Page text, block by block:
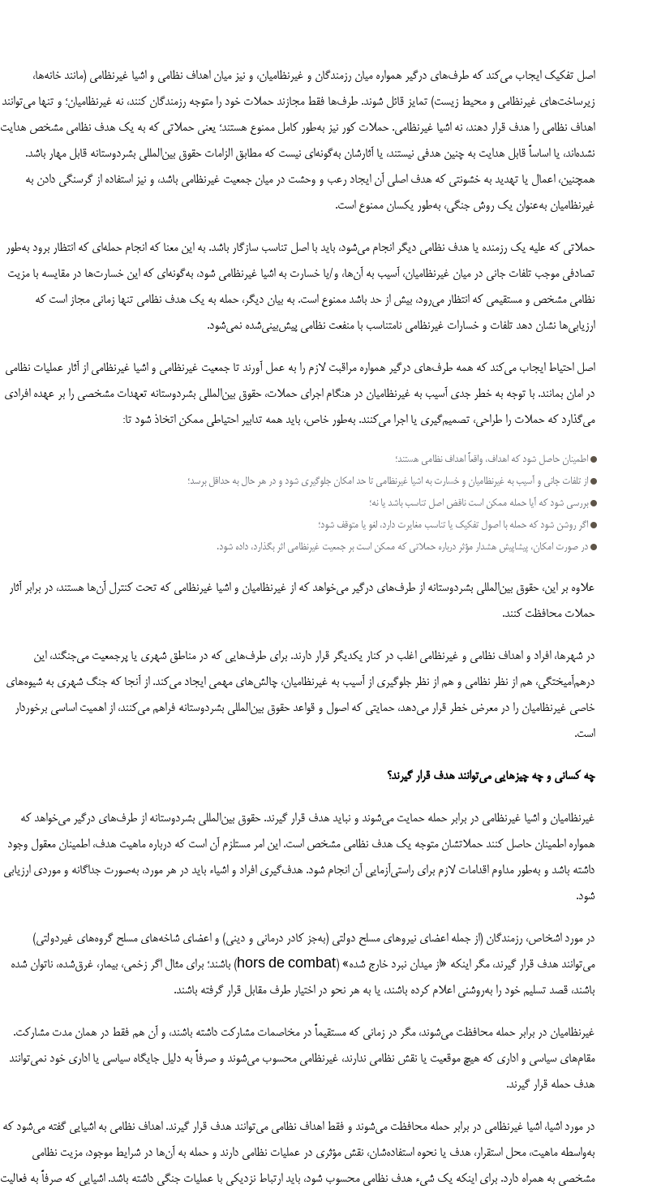
اصل تفکیک ایجاب می‌کند که طرف‌های درگیر همواره میان رزمندگان و غیرنظامیان، و نیز میان اهداف نظامی و اشیا غیرنظامی (مانند خانه‌ها،
زیرساخت‌های غیرنظامی و محیط زیست) تمایز قائل شوند. طرف‌ها فقط مجازند حملات خود را متوجه رزمندگان کنند، نه غیرنظامیان؛ و تنها می‌توانند
اهداف نظامی را هدف قرار دهند، نه اشیا غیرنظامی. حملات کور نیز به‌طور کامل ممنوع هستند؛ یعنی حملاتی که به یک هدف نظامی مشخص هدایت
نشده‌اند، یا اساساً قابل هدایت به چنین هدفی نیستند، یا آثارشان به‌گونه‌ای نیست که مطابق الزامات حقوق بین‌المللی بشردوستانه قابل مهار باشد.
همچنین، اعمال یا تهدید به خشونتی که هدف اصلی آن ایجاد رعب و وحشت در میان جمعیت غیرنظامی باشد، و نیز استفاده از گرسنگی دادن به
غیرنظامیان به‌عنوان یک روش جنگی، به‌طور یکسان ممنوع است.
حملاتی که علیه یک رزمنده یا هدف نظامی دیگر انجام می‌شود، باید با اصل تناسب سازگار باشد. به این معنا که انجام حمله‌ای که انتظار برود به‌طور
تصادفی موجب تلفات جانی در میان غیرنظامیان، آسیب به آن‌ها، و/یا خسارت به اشیا غیرنظامی شود، به‌گونه‌ای که این خسارت‌ها در مقایسه با مزیت
نظامی مشخص و مستقیمی که انتظار می‌رود، بیش از حد باشد ممنوع است. به بیان دیگر، حمله به یک هدف نظامی تنها زمانی مجاز است که
ارزیابی‌ها نشان دهد تلفات و خسارات غیرنظامی نامتناسب با منفعت نظامی پیش‌بینی‌شده نمی‌شود.
اصل احتیاط ایجاب می‌کند که همه طرف‌های درگیر همواره مراقبت لازم را به عمل آورند تا جمعیت غیرنظامی و اشیا غیرنظامی از آثار عملیات نظامی
در امان بمانند. با توجه به خطر جدی آسیب به غیرنظامیان در هنگام اجرای حملات، حقوق بین‌المللی بشردوستانه تعهدات مشخصی را بر عهده افرادی
می‌گذارد که حملات را طراحی، تصمیم‌گیری یا اجرا می‌کنند. به‌طور خاص، باید همه تدابیر احتیاطی ممکن اتخاذ شود تا:
اطمینان حاصل شود که اهداف، واقعاً اهداف نظامی هستند؛
از تلفات جانی و آسیب به غیرنظامیان و خسارت به اشیا غیرنظامی تا حد امکان جلوگیری شود و در هر حال به حداقل برسد؛
بررسی شود که آیا حمله ممکن است ناقض اصل تناسب باشد یا نه؛
اگر روشن شود که حمله با اصول تفکیک یا تناسب مغایرت دارد، لغو یا متوقف شود؛
در صورت امکان، پیشاپیش هشدار مؤثر درباره حملاتی که ممکن است بر جمعیت غیرنظامی اثر بگذارد، داده شود.
علاوه بر این، حقوق بین‌المللی بشردوستانه از طرف‌های درگیر می‌خواهد که از غیرنظامیان و اشیا غیرنظامی که تحت کنترل آن‌ها هستند، در برابر آثار
حملات محافظت کنند.
در شهرها، افراد و اهداف نظامی و غیرنظامی اغلب در کنار یکدیگر قرار دارند. برای طرف‌هایی که در مناطق شهری یا پرجمعیت می‌جنگند، این
درهم‌آمیختگی، هم از نظر نظامی و هم از نظر جلوگیری از آسیب به غیرنظامیان، چالش‌های مهمی ایجاد می‌کند. از آنجا که جنگ شهری به شیوه‌های
خاصی غیرنظامیان را در معرض خطر قرار می‌دهد، حمایتی که اصول و قواعد حقوق بین‌المللی بشردوستانه فراهم می‌کنند، از اهمیت اساسی برخوردار
است.
چه کسانی و چه چیزهایی می‌توانند هدف قرار گیرند؟
غیرنظامیان و اشیا غیرنظامی در برابر حمله حمایت می‌شوند و نباید هدف قرار گیرند. حقوق بین‌المللی بشردوستانه از طرف‌های درگیر می‌خواهد که
همواره اطمینان حاصل کنند حملاتشان متوجه یک هدف نظامی مشخص است. این امر مستلزم آن است که درباره ماهیت هدف، اطمینان معقول وجود
داشته باشد و به‌طور مداوم اقدامات لازم برای راستی‌آزمایی آن انجام شود. هدف‌گیری افراد و اشیاء باید در هر مورد، به‌صورت جداگانه و موردی ارزیابی
شود.
در مورد اشخاص، رزمندگان (از جمله اعضای نیروهای مسلح دولتی (به‌جز کادر درمانی و دینی) و اعضای شاخه‌های مسلح گروه‌های غیردولتی)
می‌توانند هدف قرار گیرند، مگر اینکه «از میدان نبرد خارج شده» (hors de combat) باشند؛ برای مثال اگر زخمی، بیمار، غرق‌شده، ناتوان شده
باشند، قصد تسلیم خود را به‌روشنی اعلام کرده باشند، یا به هر نحو در اختیار طرف مقابل قرار گرفته باشند.
غیرنظامیان در برابر حمله محافظت می‌شوند، مگر در زمانی که مستقیماً در مخاصمات مشارکت داشته باشند، و آن هم فقط در همان مدت مشارکت.
مقام‌های سیاسی و اداری که هیچ موقعیت یا نقش نظامی ندارند، غیرنظامی محسوب می‌شوند و صرفاً به دلیل جایگاه سیاسی یا اداری خود نمی‌توانند
هدف حمله قرار گیرند.
در مورد اشیا، اشیا غیرنظامی در برابر حمله محافظت می‌شوند و فقط اهداف نظامی می‌توانند هدف قرار گیرند. اهداف نظامی به اشیایی گفته می‌شود که
به‌واسطه ماهیت، محل استقرار، هدف یا نحوه استفاده‌شان، نقش مؤثری در عملیات نظامی دارند و حمله به آن‌ها در شرایط موجود، مزیت نظامی
مشخصی به همراه دارد. برای اینکه یک شیء هدف نظامی محسوب شود، باید ارتباط نزدیکی با عملیات جنگی داشته باشد. اشیایی که صرفاً به فعالیت